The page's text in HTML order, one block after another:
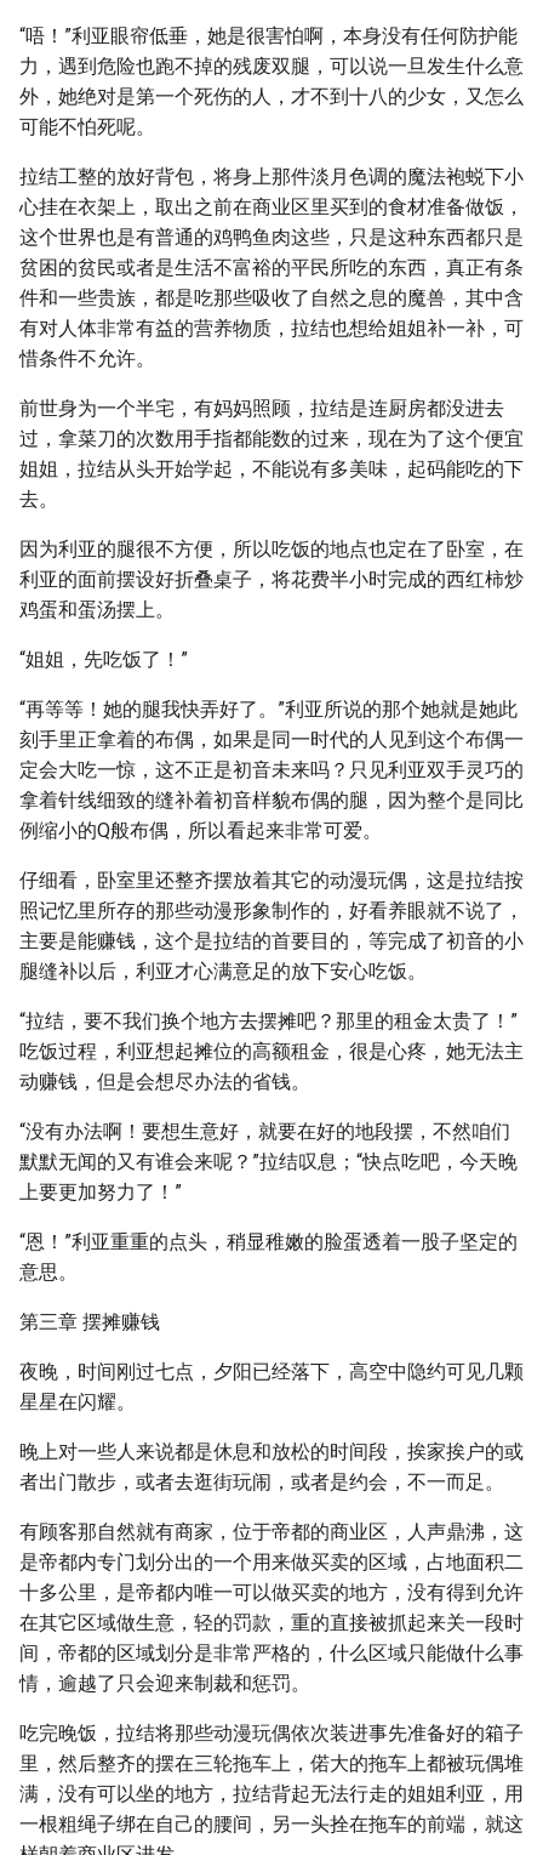
“唔！”利亚眼帘低垂，她是很害怕啊，本身没有任何防护能
力，遇到危险也跑不掉的残废双腿，可以说一旦发生什么意
外，她绝对是第一个死伤的人，才不到十八的少女，又怎么
可能不怕死呢。
拉结工整的放好背包，将身上那件淡月色调的魔法袍蜕下小
心挂在衣架上，取出之前在商业区里买到的食材准备做饭，
这个世界也是有普通的鸡鸭鱼肉这些，只是这种东西都只是
贫困的贫民或者是生活不富裕的平民所吃的东西，真正有条
件和一些贵族，都是吃那些吸收了自然之息的魔兽，其中含
有对人体非常有益的营养物质，拉结也想给姐姐补一补，可
惜条件不允许。
前世身为一个半宅，有妈妈照顾，拉结是连厨房都没进去
过，拿菜刀的次数用手指都能数的过来，现在为了这个便宜
姐姐，拉结从头开始学起，不能说有多美味，起码能吃的下
去。
因为利亚的腿很不方便，所以吃饭的地点也定在了卧室，在
利亚的面前摆设好折叠桌子，将花费半小时完成的西红柿炒
鸡蛋和蛋汤摆上。
“姐姐，先吃饭了！”
“再等等！她的腿我快弄好了。”利亚所说的那个她就是她此
刻手里正拿着的布偶，如果是同一时代的人见到这个布偶一
定会大吃一惊，这不正是初音未来吗？只见利亚双手灵巧的
拿着针线细致的缝补着初音样貌布偶的腿，因为整个是同比
例缩小的Q般布偶，所以看起来非常可爱。
仔细看，卧室里还整齐摆放着其它的动漫玩偶，这是拉结按
照记忆里所存的那些动漫形象制作的，好看养眼就不说了，
主要是能赚钱，这个是拉结的首要目的，等完成了初音的小
腿缝补以后，利亚才心满意足的放下安心吃饭。
“拉结，要不我们换个地方去摆摊吧？那里的租金太贵了！”
吃饭过程，利亚想起摊位的高额租金，很是心疼，她无法主
动赚钱，但是会想尽办法的省钱。
“没有办法啊！要想生意好，就要在好的地段摆，不然咱们
默默无闻的又有谁会来呢？”拉结叹息；“快点吃吧，今天晚
上要更加努力了！”
“恩！”利亚重重的点头，稍显稚嫩的脸蛋透着一股子坚定的
意思。
第三章 摆摊赚钱
夜晚，时间刚过七点，夕阳已经落下，高空中隐约可见几颗
星星在闪耀。
晚上对一些人来说都是休息和放松的时间段，挨家挨户的或
者出门散步，或者去逛街玩闹，或者是约会，不一而足。
有顾客那自然就有商家，位于帝都的商业区，人声鼎沸，这
是帝都内专门划分出的一个用来做买卖的区域，占地面积二
十多公里，是帝都内唯一可以做买卖的地方，没有得到允许
在其它区域做生意，轻的罚款，重的直接被抓起来关一段时
间，帝都的区域划分是非常严格的，什么区域只能做什么事
情，逾越了只会迎来制裁和惩罚。
吃完晚饭，拉结将那些动漫玩偶依次装进事先准备好的箱子
里，然后整齐的摆在三轮拖车上，偌大的拖车上都被玩偶堆
满，没有可以坐的地方，拉结背起无法行走的姐姐利亚，用
一根粗绳子绑在自己的腰间，另一头拴在拖车的前端，就这